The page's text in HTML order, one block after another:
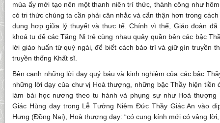
mùa ấy mới tạo nên một thanh niên trí thức, thành công như
có tri thức chúng ta cần phải cân nhắc và cẩn thận hơn trong
dung hợp giữa lý thuyết và thực tế. Chính vì thế, Giáo đoàn
khoá tu để các Tăng Ni trẻ cùng nhau quây quần bên các bậc
lời giáo huấn từ quý ngài, để biết cách bảo trì và giữ gìn truyền
truyền thống Khất sĩ.
Bên cạnh những lời dạy quý báu và kinh nghiệm của các bậc
những lời dạy của chư vị Hoà thượng, những bậc Thầy hiện tiền
làm bài học nương theo tu hành và phụng sự như Hoà
Giác Hùng dạy trong Lễ Tưởng Niệm Đức Thầy Giác An vào
Hưng (Đồng Nai), Hoà thượng dạy: “có cung kính mới có vâng